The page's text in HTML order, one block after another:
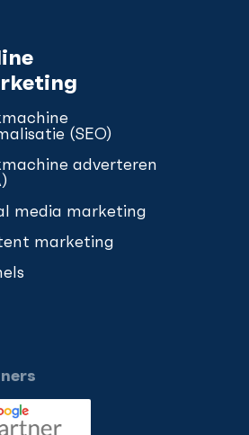
(SEO)
adverteren
media marketing
marketing